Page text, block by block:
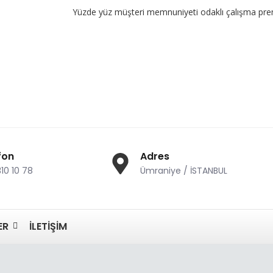
Yüzde yüz müşteri memnuniyeti odaklı çalışma
10 78
Adres
Ümraniye / İSTANBUL
İLETIŞIM